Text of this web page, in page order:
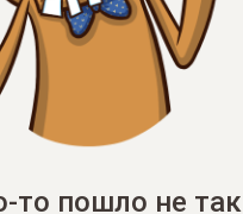
то пошло не так